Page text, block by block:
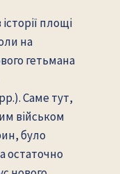
площі
на
гетьмана
Саме тут,
військом
було
остаточно